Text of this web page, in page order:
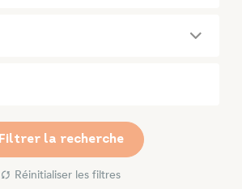
Filtrer la recherche
Réinitialiser les filtres